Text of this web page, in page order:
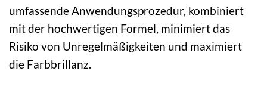
umfassende Anwendungsprozedur, kombiniert
mit der hochwertigen Formel, minimiert das
Risiko von Unregelmäßigkeiten und maximiert
die Farbbrillanz.